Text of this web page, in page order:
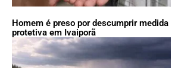
Homem é preso por descumprir medida
protetiva em Ivaiporã